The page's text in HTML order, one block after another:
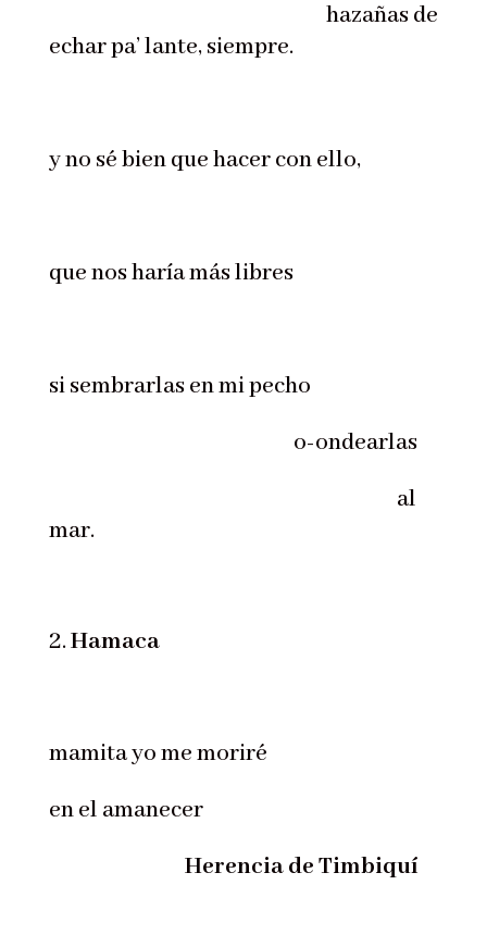
hazañas de
echar pa’ lante, siempre.
y no sé bien que hacer con ello,
que nos haría más libres
si sembrarlas en mi pecho
o-ondearlas
al
mar.
Hamaca
mamita yo me moriré
en el amanecer
Herencia de Timbiquí